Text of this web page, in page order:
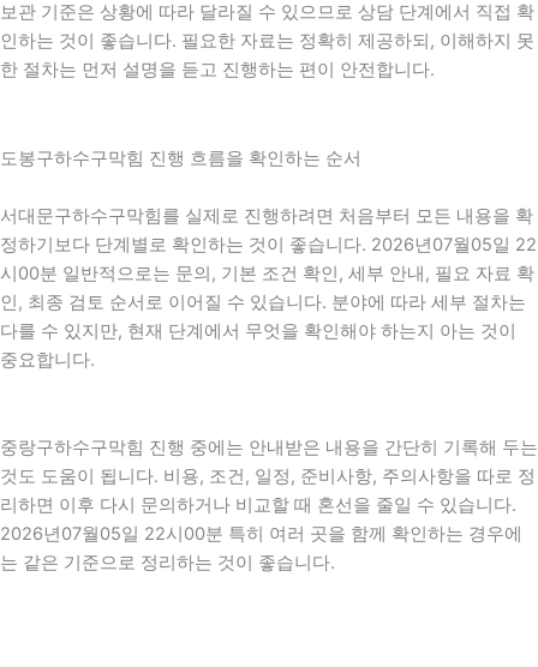
보관 기준은 상황에 따라 달라질 수 있으므로 상담 단계에서 직접 확
인하는 것이 좋습니다. 필요한 자료는 정확히 제공하되, 이해하지 못
한 절차는 먼저 설명을 듣고 진행하는 편이 안전합니다.
도봉구하수구막힘 진행 흐름을 확인하는 순서
서대문구하수구막힘를 실제로 진행하려면 처음부터 모든 내용을 확
정하기보다 단계별로 확인하는 것이 좋습니다. 2026년07월05일 22
시00분 일반적으로는 문의, 기본 조건 확인, 세부 안내, 필요 자료 확
인, 최종 검토 순서로 이어질 수 있습니다. 분야에 따라 세부 절차는
다를 수 있지만, 현재 단계에서 무엇을 확인해야 하는지 아는 것이
중요합니다.
중랑구하수구막힘 진행 중에는 안내받은 내용을 간단히 기록해 두는
것도 도움이 됩니다. 비용, 조건, 일정, 준비사항, 주의사항을 따로 정
리하면 이후 다시 문의하거나 비교할 때 혼선을 줄일 수 있습니다.
2026년07월05일 22시00분 특히 여러 곳을 함께 확인하는 경우에
는 같은 기준으로 정리하는 것이 좋습니다.